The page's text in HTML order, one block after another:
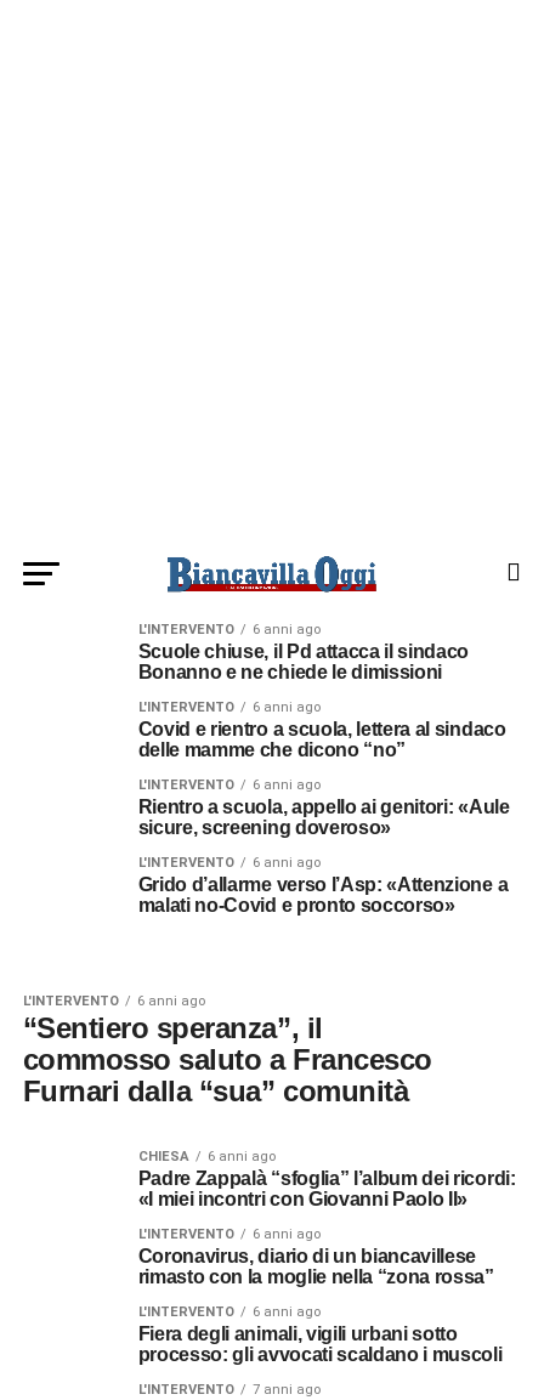
L'INTERVENTO 6 anni ago
Scuole chiuse, il Pd attacca il sindaco
Bonanno e ne chiede le dimissioni
L'INTERVENTO 6 anni ago
Covid e rientro a scuola, lettera al sindaco
delle mamme che dicono “no”
L'INTERVENTO 6 anni ago
Rientro a scuola, appello ai genitori: «Aule
sicure, screening doveroso»
L'INTERVENTO 6 anni ago
Grido d’allarme verso l’Asp: «Attenzione a
malati no-Covid e pronto soccorso»
L'INTERVENTO 6 anni ago
“Sentiero speranza”, il
commosso saluto a Francesco
Furnari dalla “sua” comunità
CHIESA 6 anni ago
Padre Zappalà “sfoglia” l’album dei ricordi:
«I miei incontri con Giovanni Paolo II»
L'INTERVENTO 6 anni ago
Coronavirus, diario di un biancavillese
rimasto con la moglie nella “zona rossa”
L'INTERVENTO 6 anni ago
Fiera degli animali, vigili urbani sotto
processo: gli avvocati scaldano i muscoli
L'INTERVENTO 7 anni ago